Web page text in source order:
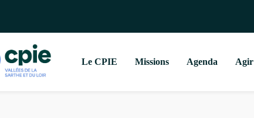
Le CPIE Missions Agenda Agir